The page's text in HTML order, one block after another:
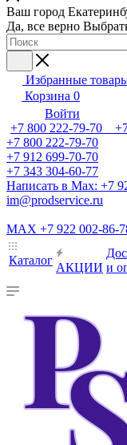
Ваш город
Да, все верно
Избранные
Корзина 0
Войти
+7 800 222-79-70
+7 800 222-79-70
+7 912 699-70-70
+7 343 304-60-77
Написать в Max: +7
im@prodservice.ru
MAX +7 922 002-86-
Каталог
АКЦИИ и